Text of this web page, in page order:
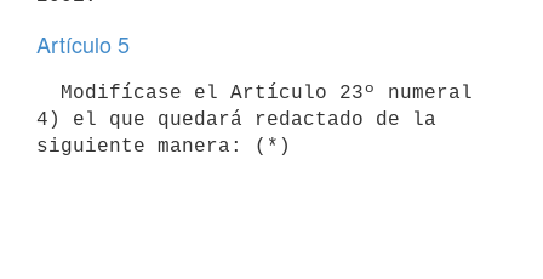
Artículo 5
4) el que quedará redactado de la
siguiente manera: (*)